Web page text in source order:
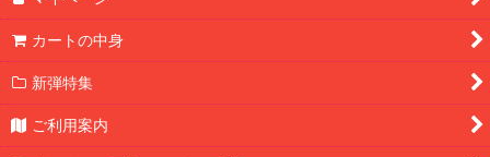
カートの中身
新弾特集
ご利用案内